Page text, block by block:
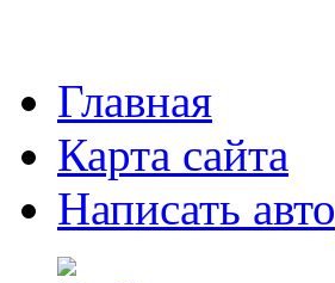
Главная
Карта сайта
Написать